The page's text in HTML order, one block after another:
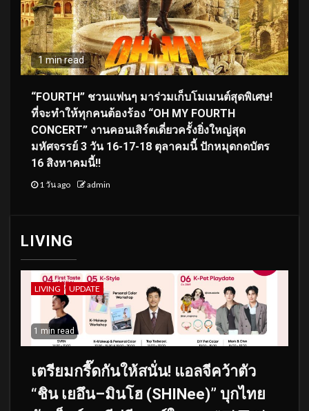
1 min read
“FOURTH” ชวนแฟนๆ มาร่วมเก็บโมเมนต์สุดพิเศษ!
ที่จะทำให้ทุกคนต้องร้อง “OH MY FOURTH
CONCERT” งานคอนเสิร์ตเดี่ยวครั้งยิ่งใหญ่สุด
มหัศจรรย์ 3 วัน 16-17-18 ตุลาคมนี้ ปักหมุดกดบัตร
16 สิงหาคมนี้!!
1 วัน ago admin
LIVING
LIVING UPDATE
1 min read
เตรียมกรี๊ดกันให้สนั่น! แอลจีคว้าตัว
“ชิน เยอึน–มินโฮ (SHINee)” บุกไทย